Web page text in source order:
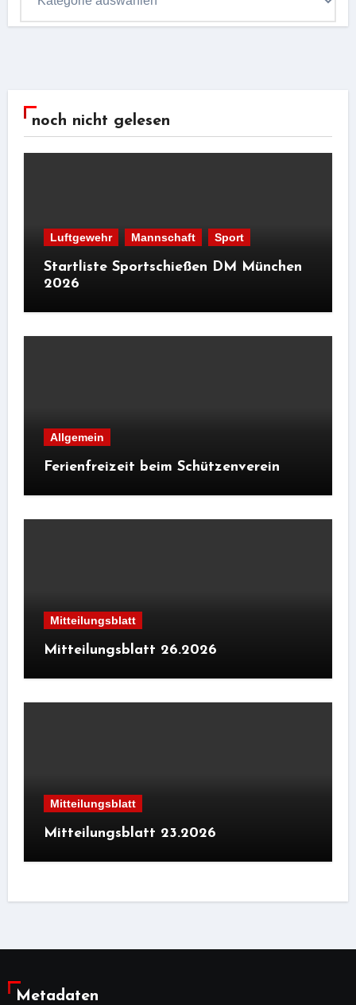
noch nicht gelesen
Luftgewehr Mannschaft Sport
Startliste Sportschießen DM München
2026
Allgemein
Ferienfreizeit beim Schützenverein
Mitteilungsblatt
Mitteilungsblatt 26.2026
Mitteilungsblatt
Mitteilungsblatt 23.2026
Metadaten